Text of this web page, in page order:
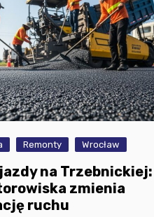
Remonty Wrocław
na Trzebnickiej:
zmienia
ruchu